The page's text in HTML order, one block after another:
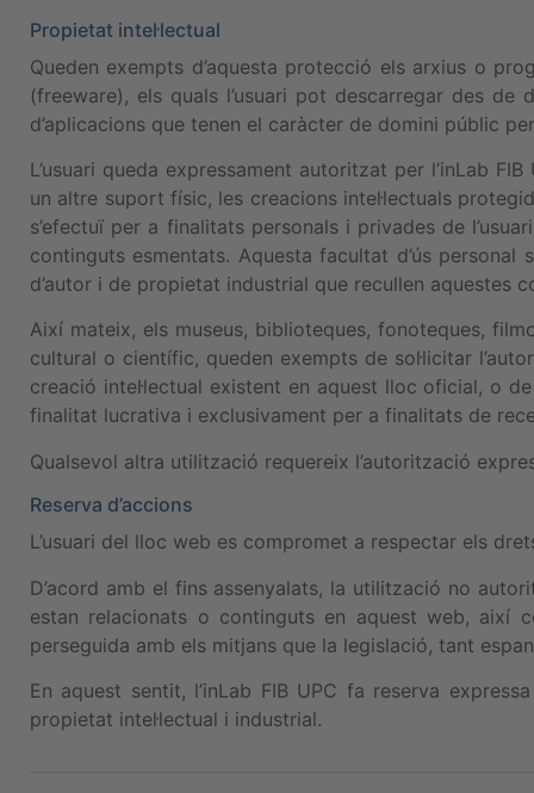
Propietat intel·lectual
Queden exempts d’aquesta protecció els arxius o
(freeware), els quals l’usuari pot descarregar des
d’aplicacions que tenen el caràcter de domini públic
L’usuari queda expressament autoritzat per l’inLab
un altre suport físic, les creacions intel·lectuals
s’efectuï per a finalitats personals i privades de
continguts esmentats. Aquesta facultat d’ús
d’autor i de propietat industrial que recullen aquestes
Així mateix, els museus, biblioteques, fonoteques,
cultural o científic, queden exempts de sol·licitar
creació intel·lectual existent en aquest lloc oficial, o
finalitat lucrativa i exclusivament per a finalitats de
Qualsevol altra utilització requereix l’autorització
Reserva d’accions
L’usuari del lloc web es compromet a respectar els
D’acord amb el fins assenyalats, la utilització no
estan relacionats o continguts en aquest web, així
perseguida amb els mitjans que la legislació, tant
En aquest sentit, l’inLab FIB UPC fa reserva
propietat intel·lectual i industrial.